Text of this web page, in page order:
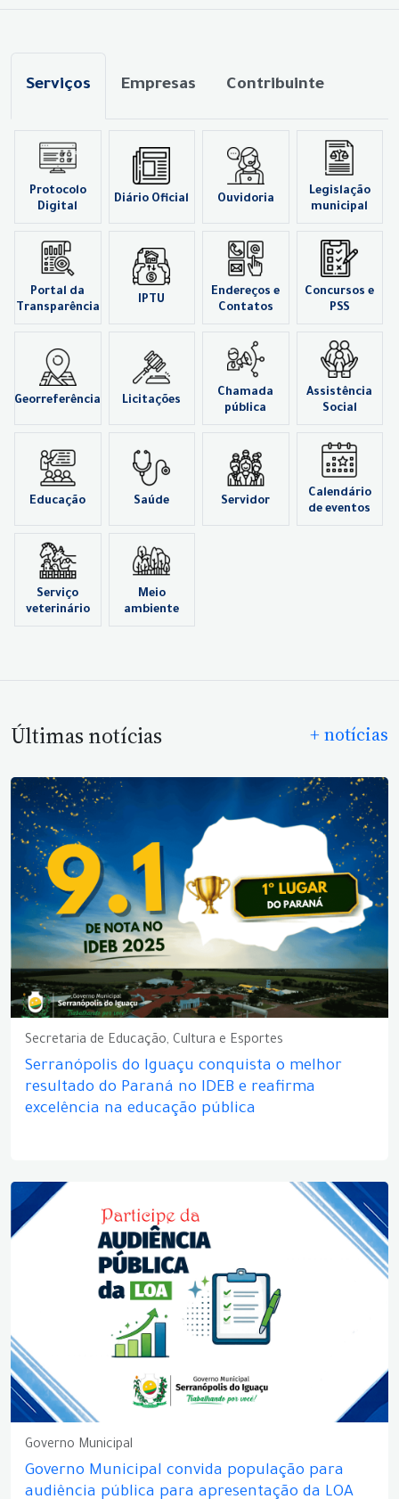
Serviços Empresas Contribuinte
Protocolo
Digital
Diário Oficial Ouvidoria
Legislação
municipal
Portal da
Transparência
IPTU
Endereços e
Contatos
Concursos e
PSS
Georreferência Licitações
Chamada
pública
Assistência
Social
Educação Saúde Servidor
Calendário
de eventos
Serviço
veterinário
Meio
ambiente
Últimas notícias + notícias
Secretaria de Educação, Cultura e Esportes
Serranópolis do Iguaçu conquista o melhor
resultado do Paraná no IDEB e reafirma
excelência na educação pública
Governo Municipal
Governo Municipal convida população para
audiência pública para apresentação da LOA